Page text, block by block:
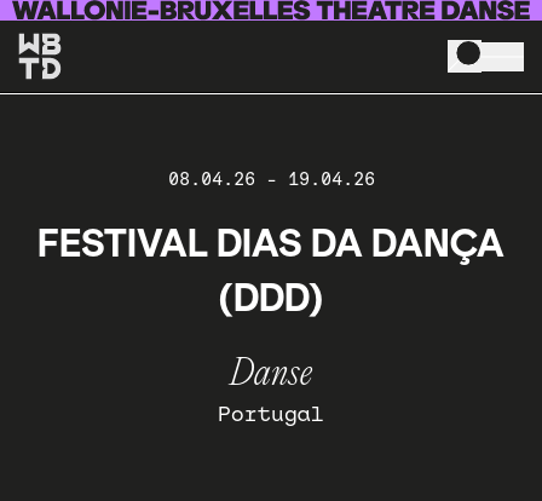
Aller au contenu principal
08.04.26 - 19.04.26
FESTIVAL DIAS DA DANÇA
(DDD)
Danse
Portugal